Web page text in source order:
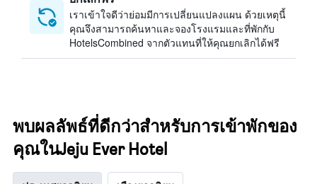
เราเข้าใจดีว่าย่อมมีการเปลี่ยนแปลงแผน ด้วยเหตุนี้
คุณจึงสามารถค้นหาและจองโรงแรมและที่พักกับ
HotelsCombined จากตัวแทนที่ให้คุณยกเลิกได้ฟรี
พบผลลัพธ์ที่ดีกว่าสำหรับการเข้าพักของ
คุณในJeju Ever Hotel